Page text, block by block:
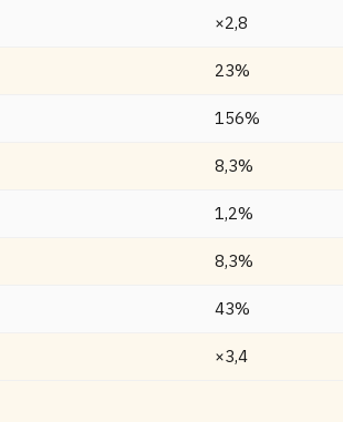
×2,8
23%
156%
8,3%
1,2%
8,3%
43%
×3,4